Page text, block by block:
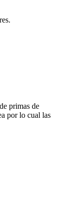
primas de
por lo cual las